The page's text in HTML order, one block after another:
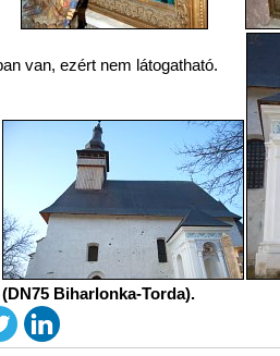
van, ezért nem látogatható.
Biharlonka-Torda).